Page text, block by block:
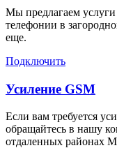
Мы предлагаем
телефонии в
еще.
Подключить
Усиление GSM
Если вам требуется
обращайтесь в нашу
отдаленных районах